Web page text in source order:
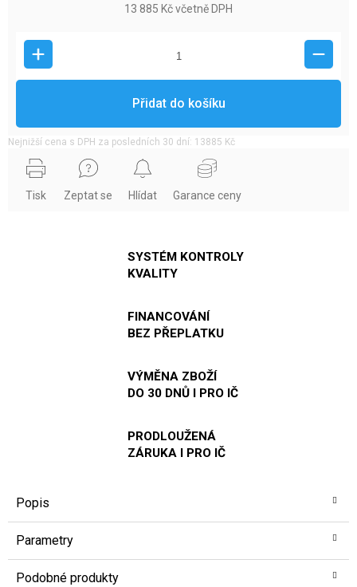
13 885 Kč včetně DPH
Přidat do košíku
Nejnižší cena s DPH za posledních 30 dní: 13885 Kč
Tisk Zeptat se Hlídat Garance ceny
SYSTÉM KONTROLY
KVALITY
FINANCOVÁNÍ
BEZ PŘEPLATKU
VÝMĚNA ZBOŽÍ
DO 30 DNŮ I PRO IČ
PRODLOUŽENÁ
ZÁRUKA I PRO IČ
Popis
Parametry
Podobné produkty